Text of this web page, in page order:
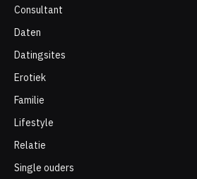
Consultant
Daten
Datingsites
Erotiek
Familie
Lifestyle
Relatie
Single ouders